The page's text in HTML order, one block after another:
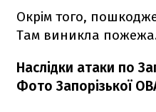
Окрім того,
Там виникла
Наслідки атаки по
Фото Запорізької